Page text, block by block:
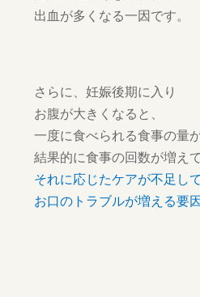
出血が多くなる一因です。
さらに、妊娠後期に入り
お腹が大きくなると、
一度に食べられる食事の量
結果的に食事の回数が増え
それに応じたケアが不足し
お口のトラブルが増える要